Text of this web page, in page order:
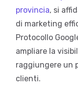
provincia, si
di marketing
Protocollo
ampliare la
raggiungere un
clienti.